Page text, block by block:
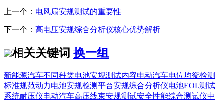
上一个： 电风扇安规测试的重要性
下一个： 高电压安规综合分析仪核心优势解析
相关关键词 换一组
新能源汽车不同种类电池安规测试内容电动汽车电位均衡检测
标准规范动力电池安规检测平台安规综合分析仪电池EOL测试
系统耐压仪电动汽车高压线束安规测试安全性能综合测试仪中